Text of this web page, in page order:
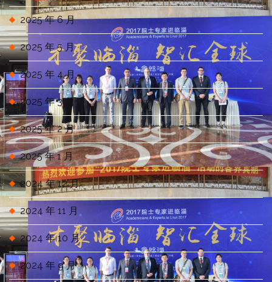
2025 年 6 月
2025 年 5 月
2025 年 4 月
2025 年 3 月
2025 年 2 月
2025 年 1 月
2024 年 12 月
2024 年 11 月
2024 年 10 月
2024 年 9 月